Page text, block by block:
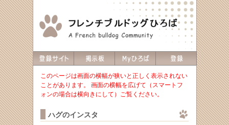
このページは画面の横幅が狭いと正しく表示されない
ことがあります。 画面の横幅を広げて（スマートフ
ォンの場合は横向きにして）ご覧ください。
ハグのインスタ